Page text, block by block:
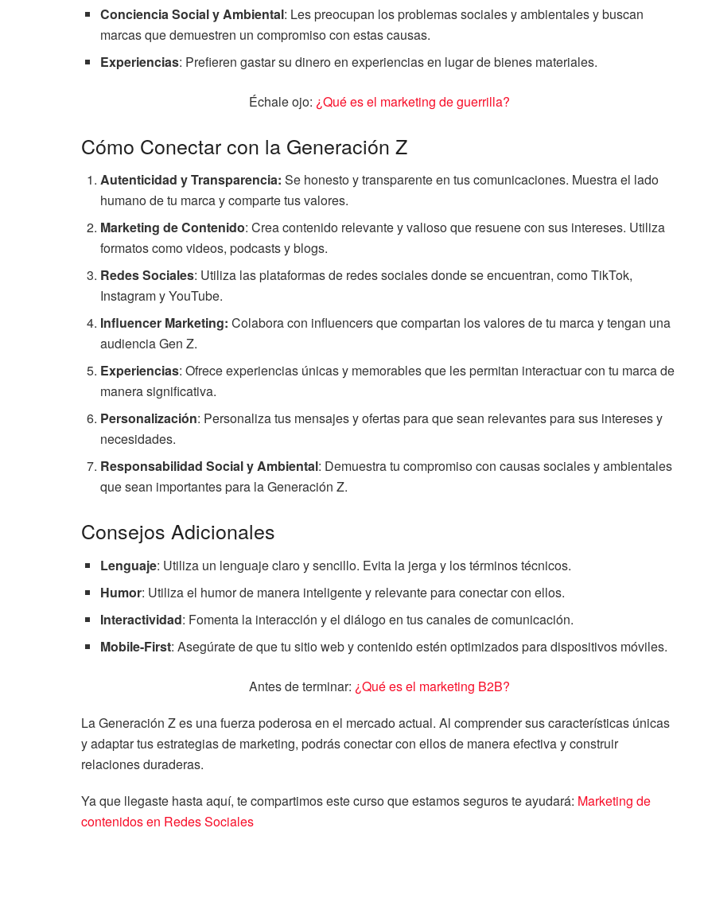
Conciencia Social y Ambiental: Les preocupan los problemas sociales y ambientales y buscan
marcas que demuestren un compromiso con estas causas.
Experiencias: Prefieren gastar su dinero en experiencias en lugar de bienes materiales.
Échale ojo: ¿Qué es el marketing de guerrilla?
Cómo Conectar con la Generación Z
Autenticidad y Transparencia: Se honesto y transparente en tus comunicaciones. Muestra el lado
humano de tu marca y comparte tus valores.
Marketing de Contenido: Crea contenido relevante y valioso que resuene con sus intereses. Utiliza
formatos como videos, podcasts y blogs.
Redes Sociales: Utiliza las plataformas de redes sociales donde se encuentran, como TikTok,
Instagram y YouTube.
Influencer Marketing: Colabora con influencers que compartan los valores de tu marca y tengan una
audiencia Gen Z.
Experiencias: Ofrece experiencias únicas y memorables que les permitan interactuar con tu marca de
manera significativa.
Personalización: Personaliza tus mensajes y ofertas para que sean relevantes para sus intereses y
necesidades.
Responsabilidad Social y Ambiental: Demuestra tu compromiso con causas sociales y ambientales
que sean importantes para la Generación Z.
Consejos Adicionales
Lenguaje: Utiliza un lenguaje claro y sencillo. Evita la jerga y los términos técnicos.
Humor: Utiliza el humor de manera inteligente y relevante para conectar con ellos.
Interactividad: Fomenta la interacción y el diálogo en tus canales de comunicación.
Mobile-First: Asegúrate de que tu sitio web y contenido estén optimizados para dispositivos móviles.
Antes de terminar: ¿Qué es el marketing B2B?
La Generación Z es una fuerza poderosa en el mercado actual. Al comprender sus características únicas
y adaptar tus estrategias de marketing, podrás conectar con ellos de manera efectiva y construir
relaciones duraderas.
Ya que llegaste hasta aquí, te compartimos este curso que estamos seguros te ayudará: Marketing de
contenidos en Redes Sociales